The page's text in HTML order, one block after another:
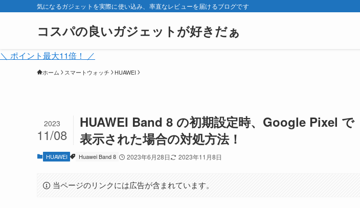
気になるガジェットを実際に使い込み、率直なレビューを届けるブログです
コスパの良いガジェットが好きだぁ
＼ ポイント最大11倍！ ／
ホーム スマートウォッチ HUAWEI
HUAWEI Band 8 の初期設定時、Google Pixel で
表示された場合の対処方法！
2023
11/08
HUAWEI Huawei Band 8 2023年6月28日 2023年11月8日
当ページのリンクには広告が含まれています。